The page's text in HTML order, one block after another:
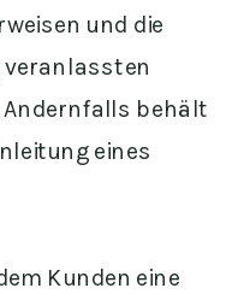
und die
Andernfalls behält
eines
Kunden eine